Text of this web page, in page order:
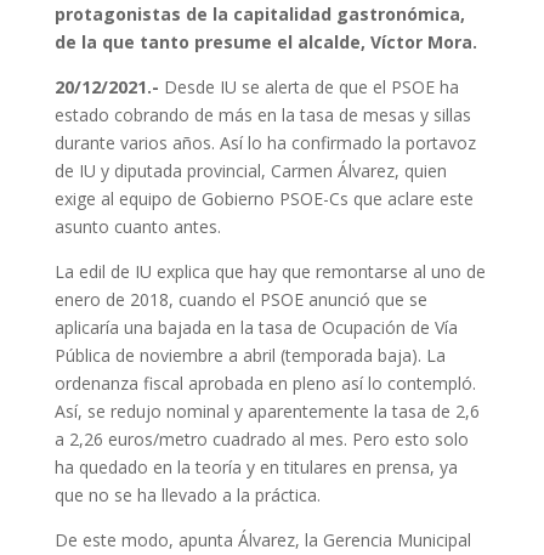
protagonistas de la capitalidad gastronómica,
de la que tanto presume el alcalde, Víctor Mora.
20/12/2021.- Desde IU se alerta de que el PSOE ha
estado cobrando de más en la tasa de mesas y sillas
durante varios años. Así lo ha confirmado la portavoz
de IU y diputada provincial, Carmen Álvarez, quien
exige al equipo de Gobierno PSOE-Cs que aclare este
asunto cuanto antes.
La edil de IU explica que hay que remontarse al uno de
enero de 2018, cuando el PSOE anunció que se
aplicaría una bajada en la tasa de Ocupación de Vía
Pública de noviembre a abril (temporada baja). La
ordenanza fiscal aprobada en pleno así lo contempló.
Así, se redujo nominal y aparentemente la tasa de 2,6
a 2,26 euros/metro cuadrado al mes. Pero esto solo
ha quedado en la teoría y en titulares en prensa, ya
que no se ha llevado a la práctica.
De este modo, apunta Álvarez, la Gerencia Municipal